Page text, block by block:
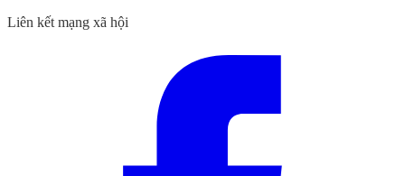
Liên kết mạng xã hội